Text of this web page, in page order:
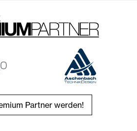
Partner werden!